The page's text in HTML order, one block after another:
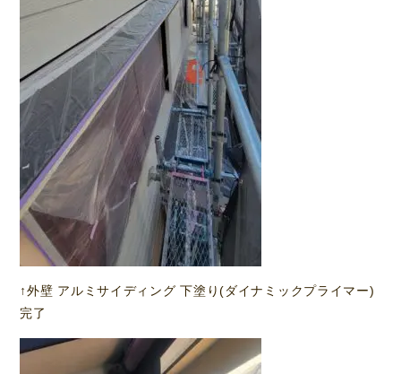
↑外壁 アルミサイディング 下塗り(ダイナミックプライマー)
完了